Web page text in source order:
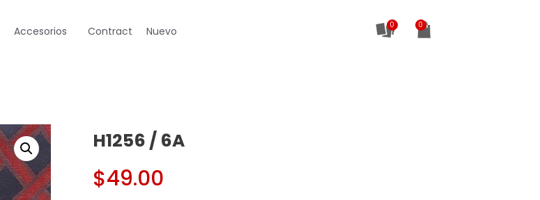
Accesorios Contract Nuevo 0
H1256 / 6A
$49.00